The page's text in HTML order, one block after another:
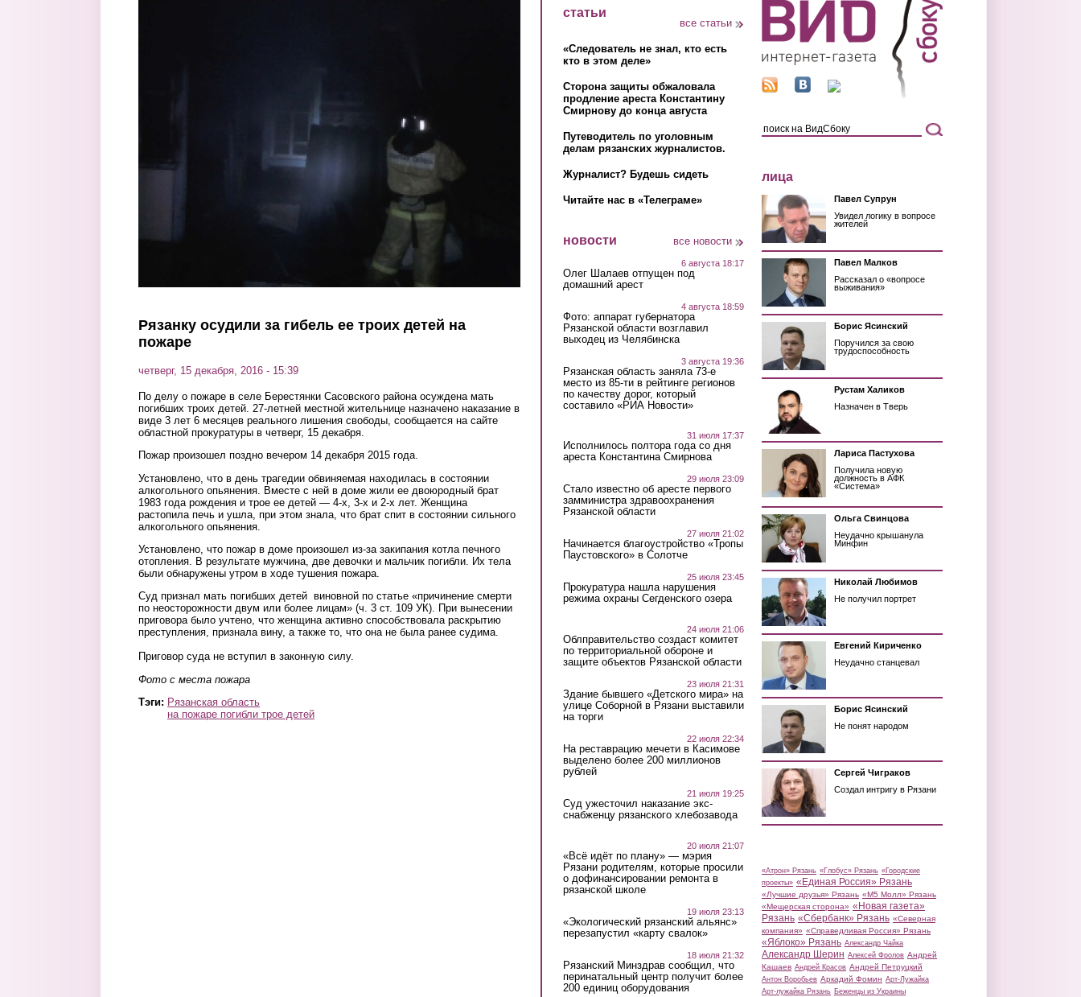
Рязанку осудили за гибель ее троих детей на
пожаре
четверг, 15 декабря, 2016 - 15:39
По делу о пожаре в селе Берестянки Сасовского района осуждена мать
погибших троих детей. 27-летней местной жительнице назначено наказание в
виде 3 лет 6 месяцев реального лишения свободы, сообщается на сайте
областной прокуратуры в четверг, 15 декабря.
Пожар произошел поздно вечером 14 декабря 2015 года.
Установлено, что в день трагедии обвиняемая находилась в состоянии
алкогольного опьянения. Вместе с ней в доме жили ее двоюродный брат
1983 года рождения и трое ее детей — 4-х, 3-х и 2-х лет. Женщина
растопила печь и ушла, при этом знала, что брат спит в состоянии сильного
алкогольного опьянения.
Установлено, что пожар в доме произошел из-за закипания котла печного
отопления. В результате мужчина, две девочки и мальчик погибли. Их тела
были обнаружены утром в ходе тушения пожара.
Суд признал мать погибших детей виновной по статье «причинение смерти
по неосторожности двум или более лицам» (ч. 3 ст. 109 УК). При вынесении
приговора было учтено, что женщина активно способствовала раскрытию
преступления, признала вину, а также то, что она не была ранее судима.
Приговор суда не вступил в законную силу.
Фото с места пожара
Тэги: Рязанская область
на пожаре погибли трое детей
статьи
все статьи
«Следователь не знал, кто есть
кто в этом деле»
Сторона защиты обжаловала
продление ареста Константину
Смирнову до конца августа
Путеводитель по уголовным
делам рязанских журналистов.
Журналист? Будешь сидеть
Читайте нас в «Телеграме»
новости все новости
6 августа 18:17
Олег Шалаев отпущен под
домашний арест
4 августа 18:59
Фото: аппарат губернатора
Рязанской области возглавил
выходец из Челябинска
3 августа 19:36
Рязанская область заняла 73-е
место из 85-ти в рейтинге регионов
по качеству дорог, который
составило «РИА Новости»
31 июля 17:37
Исполнилось полтора года со дня
ареста Константина Смирнова
29 июля 23:09
Стало известно об аресте первого
замминистра здравоохранения
Рязанской области
27 июля 21:02
Начинается благоустройство «Тропы
Паустовского» в Солотче
25 июля 23:45
Прокуратура нашла нарушения
режима охраны Сегденского озера
24 июля 21:06
Облправительство создаст комитет
по территориальной обороне и
защите объектов Рязанской области
23 июля 21:31
Здание бывшего «Детского мира» на
улице Соборной в Рязани выставили
на торги
22 июля 22:34
На реставрацию мечети в Касимове
выделено более 200 миллионов
рублей
21 июля 19:25
Суд ужесточил наказание экс-
снабженцу рязанского хлебозавода
20 июля 21:07
«Всё идёт по плану» — мэрия
Рязани родителям, которые просили
о дофинансировании ремонта в
рязанской школе
19 июля 23:13
«Экологический рязанский альянс»
перезапустил «карту свалок»
18 июля 21:32
Рязанский Минздрав сообщил, что
перинатальный центр получит более
200 единиц оборудования
лица
Павел Супрун
Увидел логику в вопросе
жителей
Павел Малков
Рассказал о «вопросе
выживания»
Борис Ясинский
Поручился за свою
трудоспособность
Рустам Халиков
Назначен в Тверь
Лариса Пастухова
Получила новую
должность в АФК
«Система»
Ольга Свинцова
Неудачно крышанула
Минфин
Николай Любимов
Не получил портрет
Евгений Кириченко
Неудачно станцевал
Борис Ясинский
Не понят народом
Сергей Чиграков
Создал интригу в Рязани
«Атрон» Рязань «Глобус» Рязань «Городские
проекты» «Единая Россия» Рязань
«Лучшие друзья» Рязань «М5 Молл» Рязань
«Мещерская сторона» «Новая газета»
Рязань «Сбербанк» Рязань «Северная
компания» «Справедливая Россия» Рязань
«Яблоко» Рязань Александр Чайка
Александр Шерин Алексей Фролов Андрей
Кашаев Андрей Красов Андрей Петруцкий
Антон Воробьев Аркадий Фомин Арт-Лужайка
Арт-лужайка Рязань Беженцы из Украины